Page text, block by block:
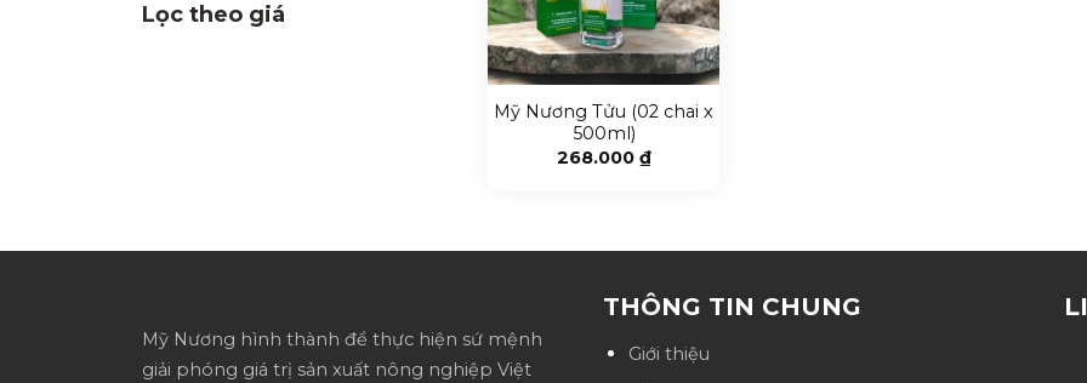
Lọc theo giá
+
Mỹ Nương Tửu (02 chai x
500ml)
268.000 ₫
Mỹ Nương hình thành để thực hiện sứ mệnh
giải phóng giá trị sản xuất nông nghiệp Việt
THÔNG TIN CHUNG
Giới thiệu